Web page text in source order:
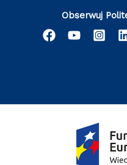
Obserwuj